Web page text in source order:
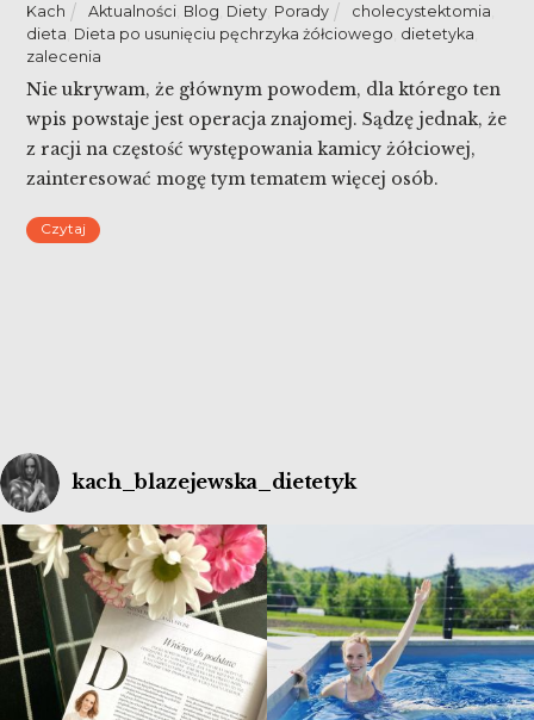
Kach Aktualności Blog Diety Porady cholecystektomia
dieta Dieta po usunięciu pęchrzyka żółciowego dietetyka
zalecenia
Nie ukrywam, że głównym powodem, dla którego ten
wpis powstaje jest operacja znajomej. Sądzę jednak, że
z racji na częstość występowania kamicy żółciowej,
zainteresować mogę tym tematem więcej osób.
udowodnienie, że dietetyka jest nauką z dziedzin
Czytaj
kach_blazejewska_dietetyk